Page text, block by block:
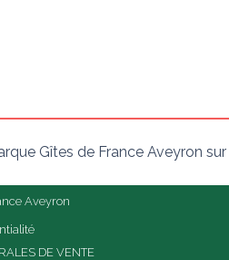
Gîtes de France Aveyron
Aveyron
DE VENTE